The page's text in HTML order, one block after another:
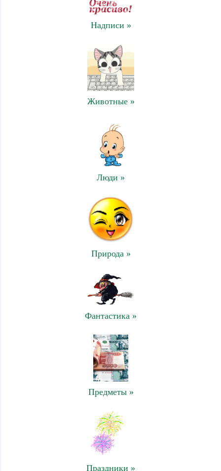
Надписи »
Животные »
Люди »
Природа »
Фантастика »
Предметы »
Праздники »